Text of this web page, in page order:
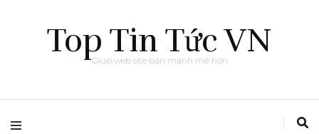
Top Tin Tức VN
Giúp web site bạn mạnh mẽ hơn